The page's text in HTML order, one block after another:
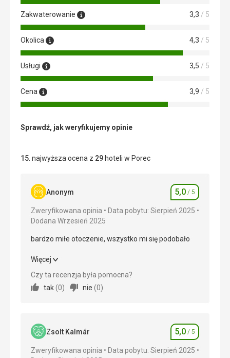
Zakwaterowanie 3,3 / 5
Okolica 4,3 / 5
Usługi 3,5 / 5
Cena 3,9 / 5
Sprawdź, jak weryfikujemy opinie
15. najwyższa ocena z 29 hoteli w Porec
Anonym Ocena
5,0 / 5
Zweryfikowana opinia
Data pobytu: Sierpień 2025
Dodana Wrzesień 2025
bardzo miłe otoczenie, wszystko mi się podobało
bardzo miłe otoczenie, wszystko mi się podobało
Wyżywienie
Usługi 5,0/ 5
Więcej
Czy ta recenzja była pomocna?
tak(0) nie (0)
Zsolt Kalmár Ocena
5,0 / 5
Zweryfikowana opinia
Data pobytu: Sierpień 2025